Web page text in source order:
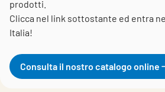
prodotti.
Clicca nel link sottostante ed entra
Italia!
Consulta il nostro catalogo online